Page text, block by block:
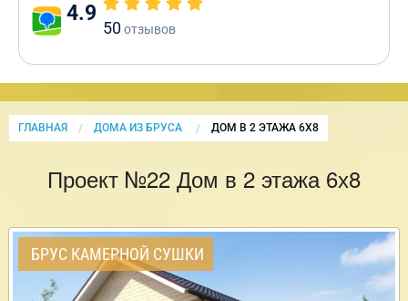
4.9
50отзывов
ГЛАВНАЯ ДОМА ИЗ БРУСА CURRENT:
ДОМ В 2 ЭТАЖА 6Х8
Проект №22 Дом в 2 этажа 6х8
БРУС КАМЕРНОЙ СУШКИ